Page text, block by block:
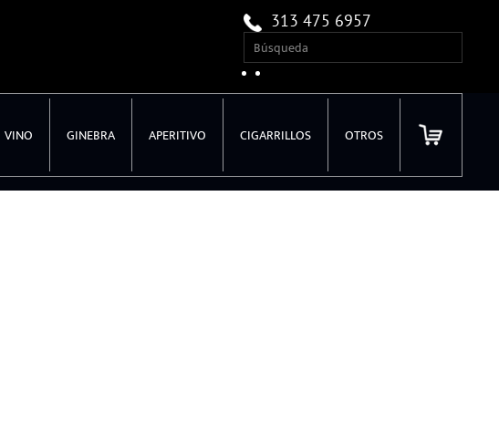
313 475 6957
VINO GINEBRA APERITIVO CIGARRILLOS OTROS